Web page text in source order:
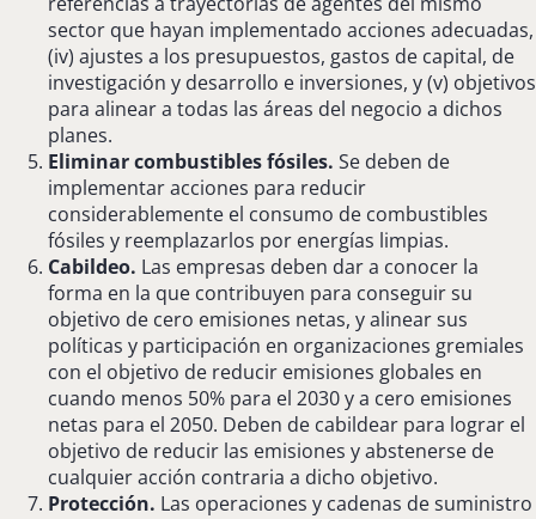
sector que hayan implementado acciones adecuadas,
(iv) ajustes a los presupuestos, gastos de capital, de
investigación y desarrollo e inversiones, y (v) objetivos
para alinear a todas las áreas del negocio a dichos
planes.
Eliminar combustibles fósiles. Se deben de
implementar acciones para reducir
considerablemente el consumo de combustibles
fósiles y reemplazarlos por energías limpias.
Cabildeo. Las empresas deben dar a conocer la
forma en la que contribuyen para conseguir su
objetivo de cero emisiones netas, y alinear sus
políticas y participación en organizaciones gremiales
con el objetivo de reducir emisiones globales en
cuando menos 50% para el 2030 y a cero emisiones
netas para el 2050. Deben de cabildear para lograr el
objetivo de reducir las emisiones y abstenerse de
cualquier acción contraria a dicho objetivo.
Protección. Las operaciones y cadenas de suministro